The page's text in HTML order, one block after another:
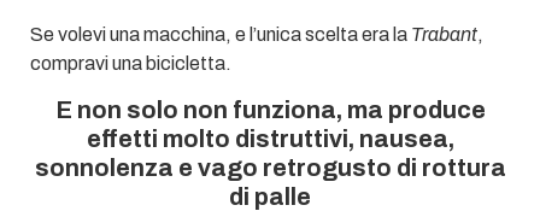
Se volevi una macchina, e l’unica scelta era la Trabant,
compravi una bicicletta.
E non solo non funziona, ma produce
effetti molto distruttivi, nausea,
sonnolenza e vago retrogusto di rottura
di palle